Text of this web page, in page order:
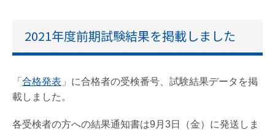
2021年度前期試験結果を掲載しました
「 合格発表 」に合格者の受検番号、試験結果データを掲
載しました。
各受検者の方への結果通知書は9月3日（金）に発送しま